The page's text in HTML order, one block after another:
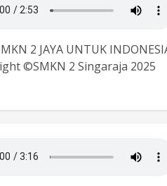
2 JAYA UNTUK
©SMKN 2 Singaraja 2025